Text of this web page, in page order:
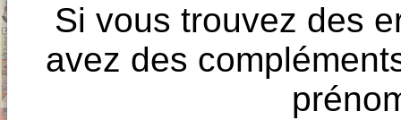
Si vous trouvez des
avez des